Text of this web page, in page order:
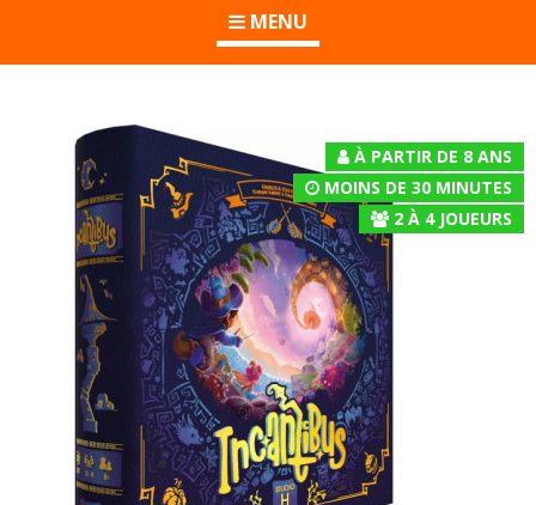
MENU
À PARTIR DE 8 ANS
MOINS DE 30 MINUTES
2 À 4JOUEURS